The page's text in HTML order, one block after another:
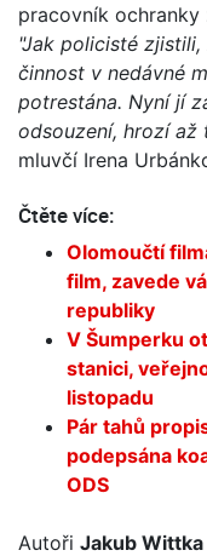
pracovník
"Jak policisté
činnost v nedávné
potrestána. Nyní jí
odsouzení, hrozí až
mluvčí Irena
Čtěte více:
Olomoučtí
film, zavede
republiky
V Šumperku
stanici,
listopadu
Pár tahů
podepsána
ODS
Autoři Jakub Wittka